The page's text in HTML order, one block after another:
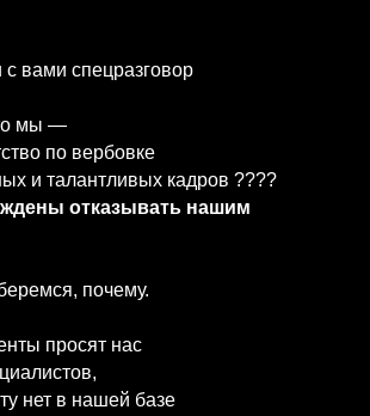
вами спецразговор
мы —
по вербовке
и талантливых кадров ????️
отказывать нашим
почему.
просят нас
нет в нашей базе